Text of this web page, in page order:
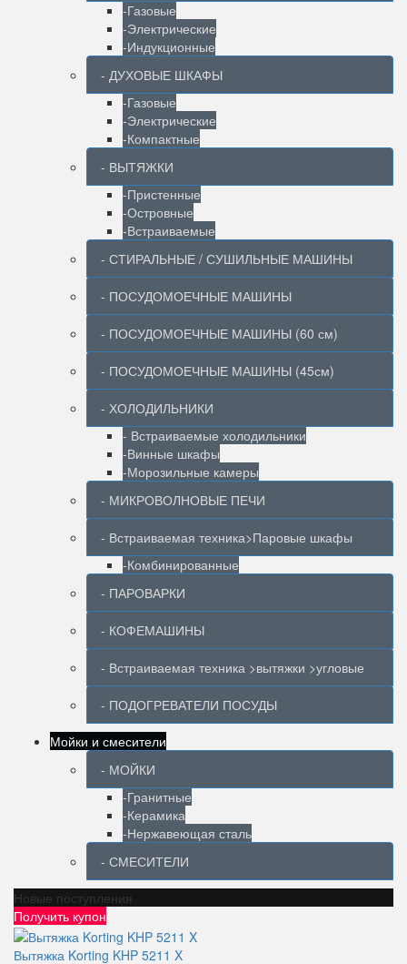
-Газовые
-Электрические
-Индукционные
- ДУХОВЫЕ ШКАФЫ
-Газовые
-Электрические
-Компактные
- ВЫТЯЖКИ
-Пристенные
-Островные
-Встраиваемые
- СТИРАЛЬНЫЕ / СУШИЛЬНЫЕ МАШИНЫ
- ПОСУДОМОЕЧНЫЕ МАШИНЫ
- ПОСУДОМОЕЧНЫЕ МАШИНЫ (60 см)
- ПОСУДОМОЕЧНЫЕ МАШИНЫ (45см)
- ХОЛОДИЛЬНИКИ
- Встраиваемые холодильники
-Винные шкафы
-Морозильные камеры
- МИКРОВОЛНОВЫЕ ПЕЧИ
- Встраиваемая техника>Паровые шкафы
-Комбинированные
- ПАРОВАРКИ
- КОФЕМАШИНЫ
- Встраиваемая техника >вытяжки >угловые
- ПОДОГРЕВАТЕЛИ ПОСУДЫ
Мойки и смесители
- МОЙКИ
-Гранитные
-Керамика
-Нержавеющая сталь
- СМЕСИТЕЛИ
Новые поступления
Получить купон
Вытяжка Korting KHP 5211 X